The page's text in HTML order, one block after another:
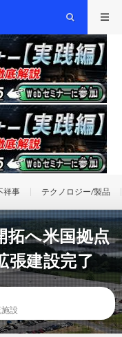
祥事 テクノロジー/製品
拓へ米国拠点
張建設完了
設